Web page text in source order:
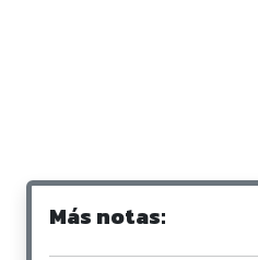
Más notas: